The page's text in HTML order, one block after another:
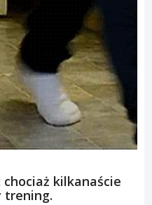
kilkanaście
trening.